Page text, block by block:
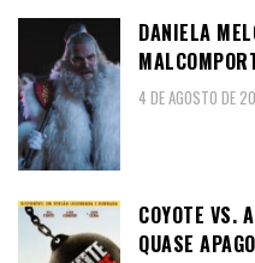
DANIELA
4 DE AGOSTO DE
COYOTE VS.
QUASE